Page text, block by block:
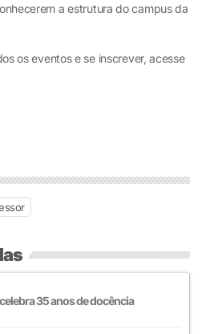
a estrutura do campus da
os eventos e se inscrever, acesse
35 anos de docência